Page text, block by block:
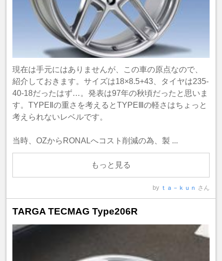
現在は手元にはありませんが、この車の原点なので、
紹介しておきます。サイズは18×8.5+43、タイヤは235-
40-18だったはず…。発表は97年の秋頃だったと思いま
す。TYPEⅡの重さを考えるとTYPEⅢの軽さはちょっと
考えられないレベルです。
当時、OZからRONALへコスト削減の為、製 ...
もっと見る
by ｔａ－ｋｕｎ さん
TARGA TECMAG Type206R